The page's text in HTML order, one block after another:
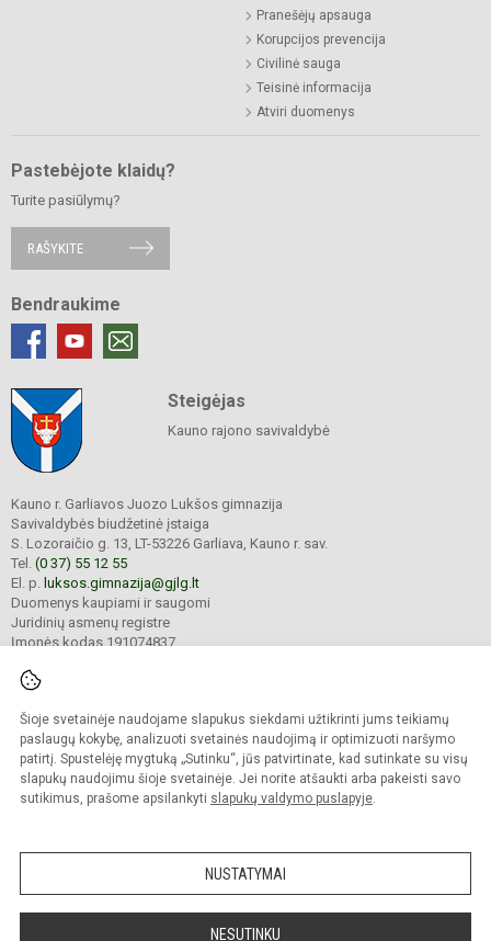
Šioje svetainėje naudojame slapukus siekdami užtikrinti jums teikiamų
paslaugų kokybę, analizuoti svetainės naudojimą ir optimizuoti naršymo
patirtį. Spustelėję mygtuką „Sutinku“, jūs patvirtinate, kad sutinkate su visų
slapukų naudojimu šioje svetainėje. Jei norite atšaukti arba pakeisti savo
sutikimus, prašome apsilankyti slapukų valdymo puslapyje.
NUSTATYMAI
NESUTINKU
Pranešėjų apsauga
Korupcijos prevencija
Civilinė sauga
Teisinė informacija
Atviri duomenys
Pastebėjote klaidų?
Turite pasiūlymų?
RAŠYKITE
Bendraukime
Steigėjas
Kauno rajono savivaldybė
Kauno r. Garliavos Juozo Lukšos gimnazija
Savivaldybės biudžetinė įstaiga
S. Lozoraičio g. 13, LT-53226 Garliava, Kauno r. sav.
Tel. (0 37) 55 12 55
El. p. luksos.gimnazija@gjlg.lt
Duomenys kaupiami ir saugomi
Juridinių asmenų registre
Įmonės kodas 191074837
© 2025. Kauno r. Garliavos Juozo Lukšos gimnazija. Visos teisės saugomos.
Kopijuoti turinį be raštiško gimnazijos sutikimo griežtai draudžiama.
Prieinamumo paraiška Slapukų valdymas
Sumanus būdas atnaujinti